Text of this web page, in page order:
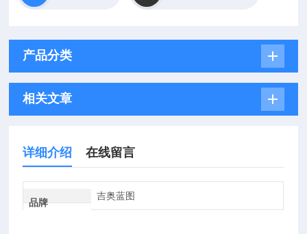
产品分类
相关文章
详细介绍 在线留言
品牌
吉奥蓝图